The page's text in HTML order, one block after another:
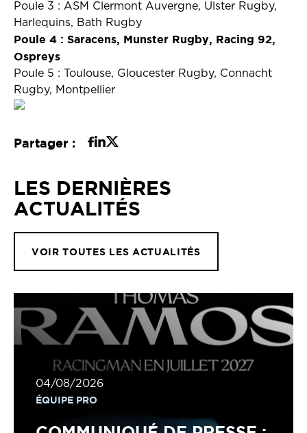
Poule 3 : ASM Clermont Auvergne, Ulster Rugby,
Harlequins, Bath Rugby
Poule 4 : Saracens, Munster Rugby, Racing 92,
Ospreys
Poule 5 : Toulouse, Gloucester Rugby, Connacht
Rugby, Montpellier
Partager :
LES DERNIÈRES
ACTUALITÉS
VOIR TOUTES LES ACTUALITÉS
04/08/2026
ÉQUIPE PRO